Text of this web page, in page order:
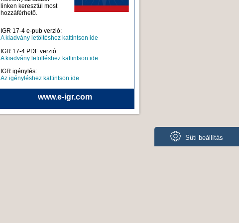
linken keresztül most
hozzáférhető.
IGR 17-4 e-pub verzió:
A kiadvány letöltéshez kattintson ide
IGR 17-4 PDF verzió:
A kiadvány letöltéshez kattintson ide
IGR igénylés:
Az igényléshez kattintson ide
www.e-igr.com
Süti beállítás